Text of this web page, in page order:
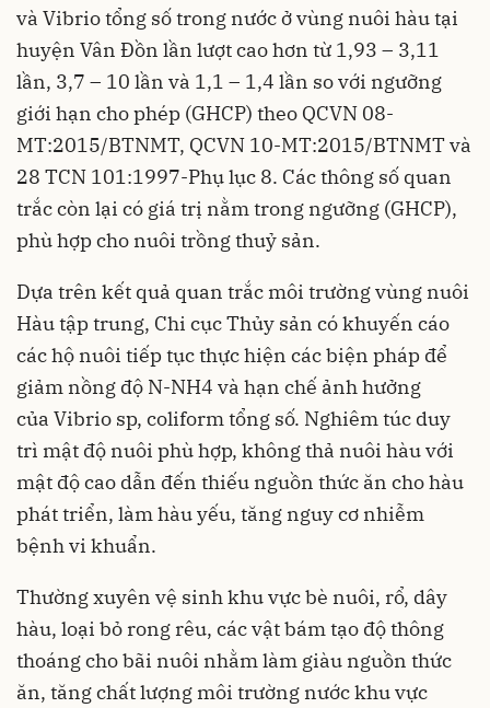
và Vibrio tổng số trong nước ở vùng nuôi hàu tại
huyện Vân Đồn lần lượt cao hơn từ 1,93 – 3,11
lần, 3,7 – 10 lần và 1,1 – 1,4 lần so với ngưỡng
giới hạn cho phép (GHCP) theo QCVN 08-
MT:2015/BTNMT, QCVN 10-MT:2015/BTNMT và
28 TCN 101:1997-Phụ lục 8. Các thông số quan
trắc còn lại có giá trị nằm trong ngưỡng (GHCP),
phù hợp cho nuôi trồng thuỷ sản.
Dựa trên kết quả quan trắc môi trường vùng nuôi
Hàu tập trung, Chi cục Thủy sản có khuyến cáo
các hộ nuôi tiếp tục thực hiện các biện pháp để
giảm nồng độ N-NH4 và hạn chế ảnh hưởng
của Vibrio sp, coliform tổng số. Nghiêm túc duy
trì mật độ nuôi phù hợp, không thả nuôi hàu với
mật độ cao dẫn đến thiếu nguồn thức ăn cho hàu
phát triển, làm hàu yếu, tăng nguy cơ nhiễm
bệnh vi khuẩn.
Thường xuyên vệ sinh khu vực bè nuôi, rổ, dây
hàu, loại bỏ rong rêu, các vật bám tạo độ thông
thoáng cho bãi nuôi nhằm làm giàu nguồn thức
ăn, tăng chất lượng môi trường nước khu vực